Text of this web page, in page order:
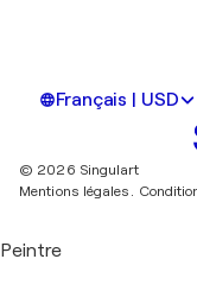
Français | USD
© 2026 Singulart
Mentions légales.
Peintre